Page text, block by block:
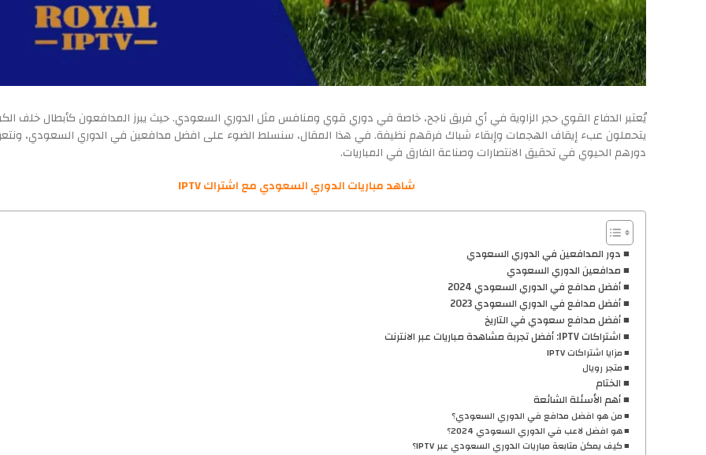
يُعتبر الدفاع القوي حجر الزاوية في أي فريق ناجح، خاصة في دوري قوي ومنافس مثل الدوري السعودي. حيث يبرز المدافعون كأبطال خلف
يتحملون عبء إيقاف الهجمات وإبقاء شباك فرقهم نظيفة. في هذا المقال، سنسلط الضوء على افضل مدافعين في الدوري السعودي،
دورهم الحيوي في تحقيق الانتصارات وصناعة الفارق في المباريات.
شاهد مباريات الدوري السعودي مع اشتراك IPTV
دور المدافعين في الدوري السعودي
مدافعين الدوري السعودي
أفضل مدافع في الدوري السعودي 2024
أفضل مدافع في الدوري السعودي 2023
أفضل مدافع سعودي في التاريخ
اشتراكات IPTV: أفضل تجربة مشاهدة مباريات عبر الانترنت
مزايا اشتراكات IPTV
متجر رويال
الختام
أهم الأسئلة الشائعة
من هو افضل مدافع في الدوري السعودي؟
هو افضل لاعب في الدوري السعودي 2024؟
كيف يمكن متابعة مباريات الدوري السعودي عبر IPTV؟